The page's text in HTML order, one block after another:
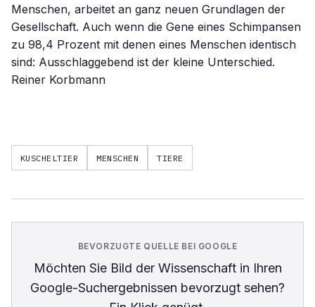
Menschen, arbeitet an ganz neuen Grundlagen der
Gesellschaft. Auch wenn die Gene eines Schimpansen
zu 98,4 Prozent mit denen eines Menschen identisch
sind: Ausschlaggebend ist der kleine Unterschied.
Reiner Korbmann
KUSCHELTIER MENSCHEN TIERE
BEVORZUGTE QUELLE BEI GOOGLE
Möchten Sie Bild der Wissenschaftin Ihren
Google-Suchergebnissen bevorzugt sehen?